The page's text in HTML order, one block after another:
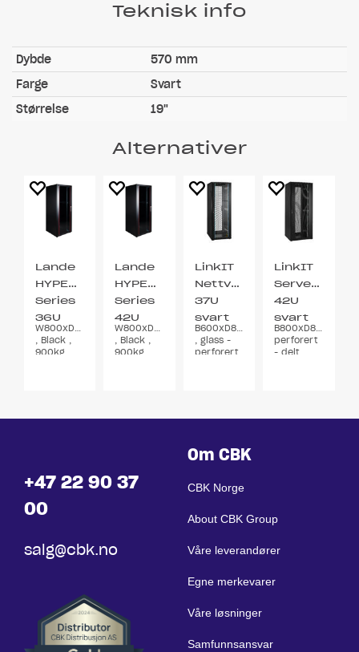
Teknisk info
Dybde
570 mm
Farge
Svart
Størrelse
19"
Alternativer
Lande
HYPERline
Series
36U
Flat-
W800xD800xH1744
, Black ,
900kg ,
Lande
HYPERline
Series
42U
Flat-
W800xD800xH2100
, Black ,
900kg ,
LinkIT
Nettverksskap
37U
svart
B600xD800xH1761
, glass -
perforert
LinkIT
Serverskap
42U
svart
perforert
- delt
+47 22 90 37
00
salg@cbk.no
Om CBK
CBK Norge
About CBK Group
Våre leverandører
Egne merkevarer
Våre løsninger
Samfunnsansvar